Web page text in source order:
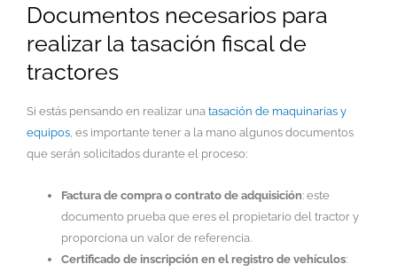
Documentos necesarios para
realizar la tasación fiscal de
tractores
Si estás pensando en realizar una tasación de maquinarias y
equipos, es importante tener a la mano algunos documentos
que serán solicitados durante el proceso:
Factura de compra o contrato de adquisición: este
documento prueba que eres el propietario del tractor y
proporciona un valor de referencia.
Certificado de inscripción en el registro de vehículos: